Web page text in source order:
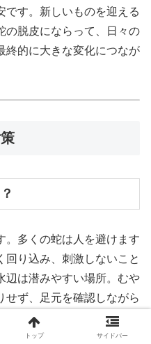
です。新しいものを迎える
の脱皮にならって、日々の
終的に大きな変化につなが
。多くの蛇は人を避けます
回り込み、刺激しないこと
辺は潜みやすい場所。むや
せず、足元を確認しながら
げない・追いかけない」を
持ちましょう。咬傷の報道
トップ サイドバー